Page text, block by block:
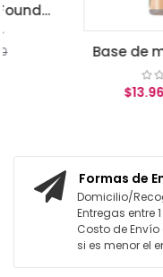
$19.95
Formas de
Domicilio/
Entregas entre
Costo de
si es menor el